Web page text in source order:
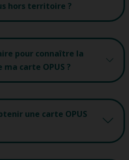
hors territoire ?
pour connaître la
carte OPUS ?
une carte OPUS